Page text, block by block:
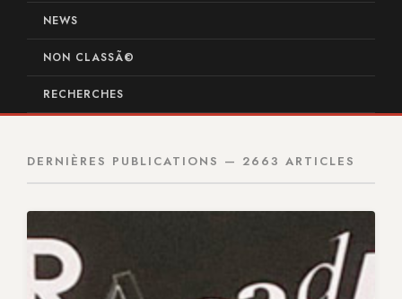
NEWS
NON CLASSÃ©
RECHERCHES
DERNIÈRES PUBLICATIONS — 2663 ARTICLES